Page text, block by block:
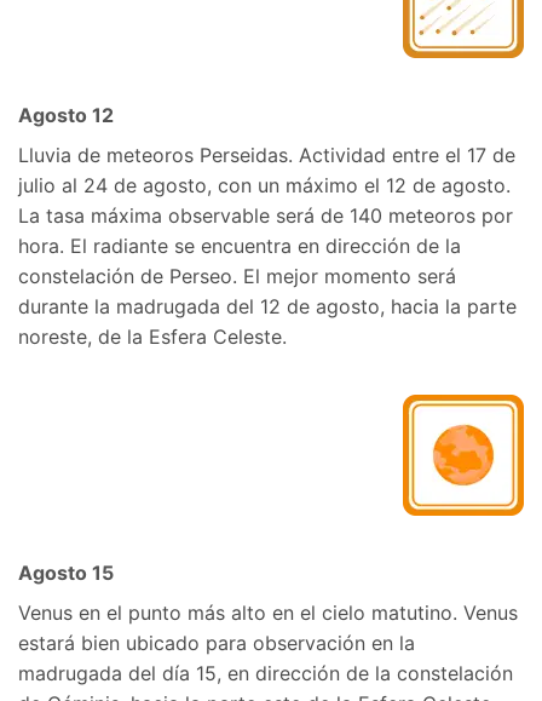
Agosto 12
Lluvia de meteoros Perseidas. Actividad entre el 17 de
julio al 24 de agosto, con un máximo el 12 de agosto.
La tasa máxima observable será de 140 meteoros por
hora. El radiante se encuentra en dirección de la
constelación de Perseo. El mejor momento será
durante la madrugada del 12 de agosto, hacia la parte
noreste, de la Esfera Celeste.
Agosto 15
Venus en el punto más alto en el cielo matutino. Venus
estará bien ubicado para observación en la
madrugada del día 15, en dirección de la constelación